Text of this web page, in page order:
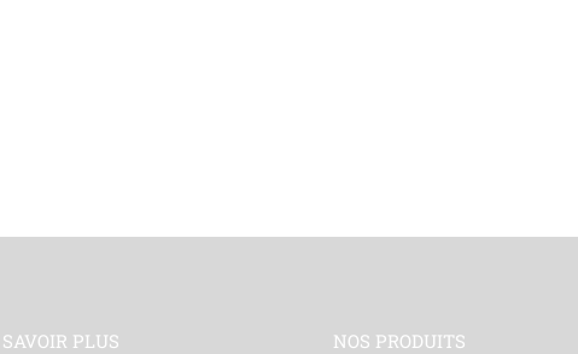
PLUS NOS PRODUITS